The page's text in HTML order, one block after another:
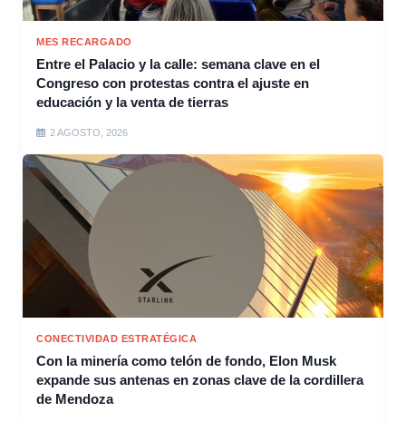
MES RECARGADO
Entre el Palacio y la calle: semana clave en el
Congreso con protestas contra el ajuste en
educación y la venta de tierras
2 AGOSTO, 2026
CONECTIVIDAD ESTRATÉGICA
Con la minería como telón de fondo, Elon Musk
expande sus antenas en zonas clave de la cordillera
de Mendoza